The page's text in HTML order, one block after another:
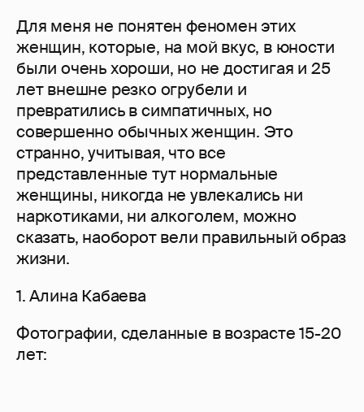
Для меня не понятен феномен этих
женщин, которые, на мой вкус, в юности
были очень хороши, но не достигая и 25
лет внешне резко огрубели и
превратились в симпатичных, но
совершенно обычных женщин. Это
странно, учитывая, что все
представленные тут нормальные
женщины, никогда не увлекались ни
наркотиками, ни алкоголем, можно
сказать, наоборот вели правильный образ
жизни.
1. Алина Кабаева
Фотографии, сделанные в возрасте 15-20
лет: